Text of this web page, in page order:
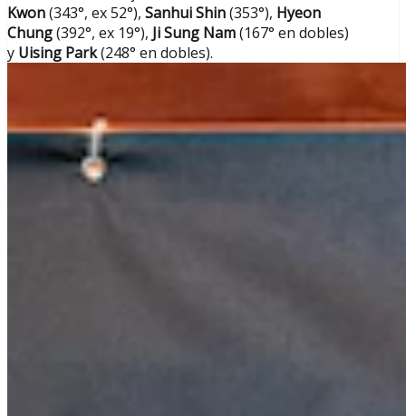
Kwon(343°, ex 52°), Sanhui Shin(353°), Hyeon
Chung(392°, ex 19°), Ji Sung Nam(167° en dobles)
y Uising Park(248° en dobles).